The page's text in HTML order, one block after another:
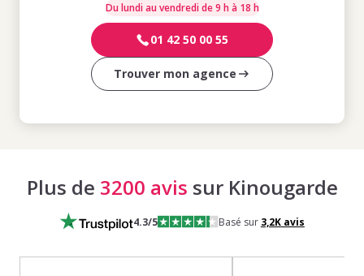
Du lundi au vendredi de 9 h à 18 h
01 42 50 00 55
Trouver mon agence
Plus de 3200 avis sur Kinougarde
4.3/5 Basé sur 3,2Kavis